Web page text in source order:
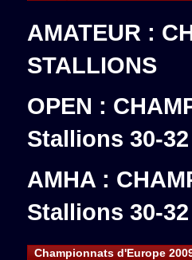
AMATEUR :
STALLIONS
OPEN :
Stallions 30-32
AMHA :
Stallions 30-32
Championnats d'Europe